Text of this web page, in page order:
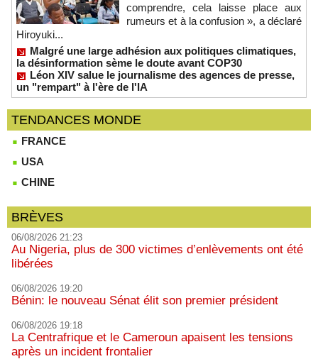
comprendre, cela laisse place aux
rumeurs et à la confusion », a déclaré
Hiroyuki...
Malgré une large adhésion aux politiques climatiques,
la désinformation sème le doute avant COP30
Léon XIV salue le journalisme des agences de presse,
un "rempart" à l'ère de l'IA
TENDANCES MONDE
FRANCE
USA
CHINE
BRÈVES
06/08/2026 21:23
Au Nigeria, plus de 300 victimes d’enlèvements ont été
libérées
06/08/2026 19:20
Bénin: le nouveau Sénat élit son premier président
06/08/2026 19:18
La Centrafrique et le Cameroun apaisent les tensions
après un incident frontalier